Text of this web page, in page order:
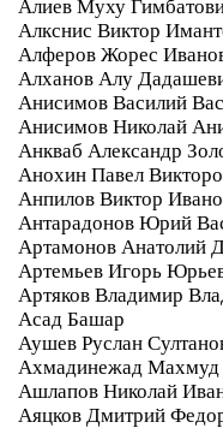
Алиев Муху
Алкснис Виктор
Алферов Жорес
Алханов Алу
Анисимов Василий
Анисимов Николай
Анкваб Александр
Анохин Павел
Анпилов Виктор
Антарадонов Юрий
Артамонов Анатолий
Артемьев Игорь
Артяков Владимир
Асад Башар
Аушев Руслан
Ахмадинежад Махмуд
Ашлапов Николай
Аяцков Дмитрий